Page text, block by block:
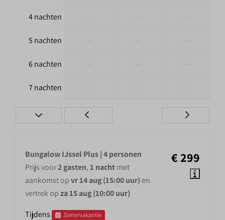
4 nachten
5 nachten
6 nachten
7 nachten
€ 299
Bungalow IJssel Plus | 4 personen
Prijs voor2 gasten,1 nachtmet
aankomst opvr 14 aug (15:00 uur) en
vertrek opza 15 aug (10:00 uur)
Tijdens
Zomervakantie